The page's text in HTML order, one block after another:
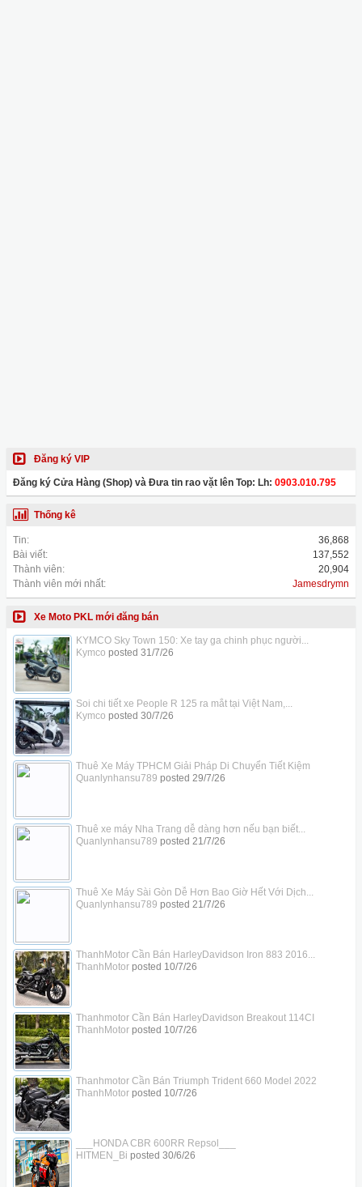
Đăng ký VIP
Đăng ký Cửa Hàng (Shop) và Đưa tin rao vặt lên Top: Lh: 0903.010.795
Thống kê
Tin:
36,868
Bài viết:
137,552
Thành viên:
20,904
Thành viên mới nhất:
Jamesdrymn
Xe Moto PKL mới đăng bán
KYMCO Sky Town 150: Xe tay ga chinh phục người...
Kymco posted 31/7/26
Soi chi tiết xe People R 125 ra mắt tại Việt Nam,...
Kymco posted 30/7/26
Thuê Xe Máy TPHCM Giải Pháp Di Chuyển Tiết Kiệm
Quanlynhansu789 posted 29/7/26
Thuê xe máy Nha Trang dễ dàng hơn nếu bạn biết...
Quanlynhansu789 posted 21/7/26
Thuê Xe Máy Sài Gòn Dễ Hơn Bao Giờ Hết Với Dịch...
Quanlynhansu789 posted 21/7/26
ThanhMotor Cần Bán HarleyDavidson Iron 883 2016...
ThanhMotorposted 10/7/26
Thanhmotor Cần Bán HarleyDavidson Breakout 114CI
ThanhMotorposted 10/7/26
Thanhmotor Cần Bán Triumph Trident 660 Model 2022
ThanhMotorposted 10/7/26
___HONDA CBR 600RR Repsol___
HITMEN_Bi posted 30/6/26